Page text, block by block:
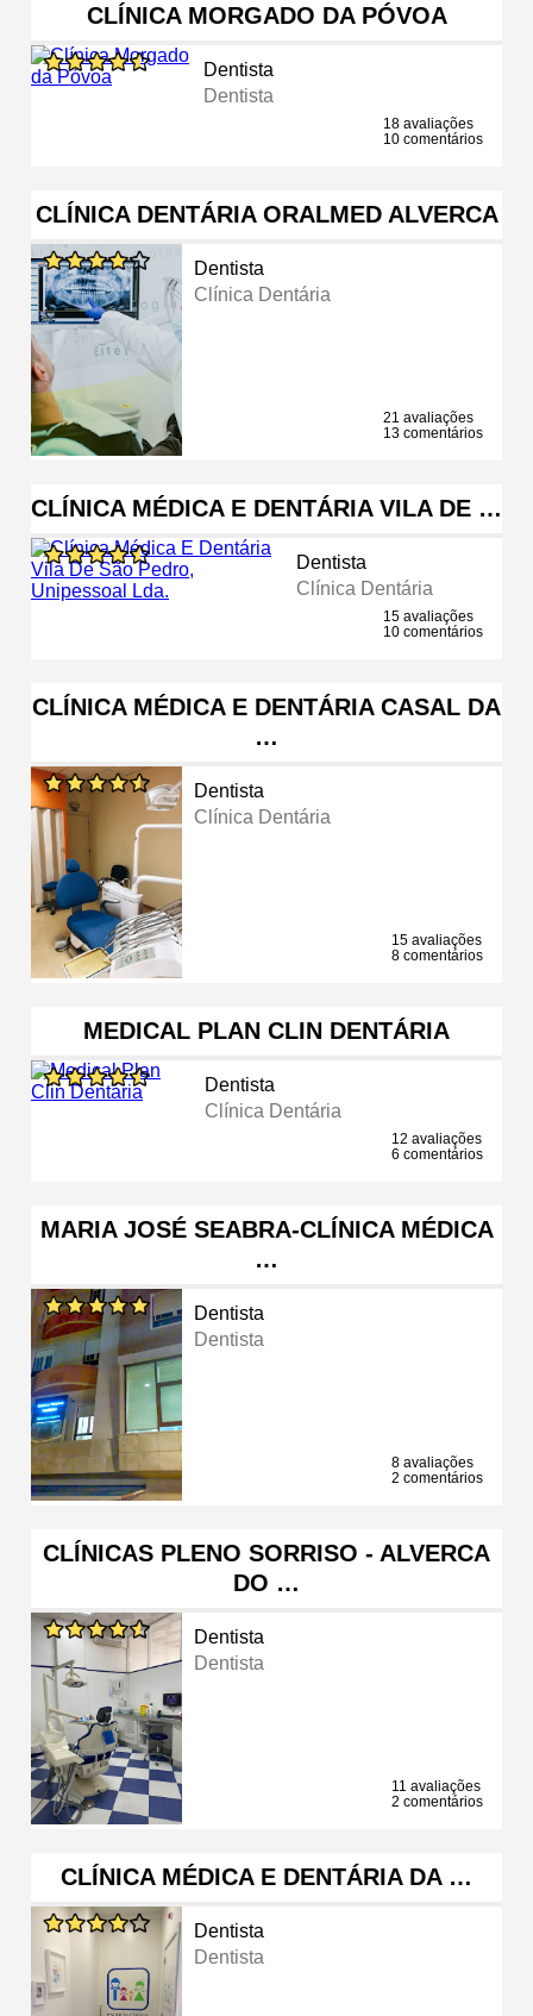
CLÍNICA MORGADO DA PÓVOA
Dentista
Dentista
18 avaliações
10 comentários
CLÍNICA DENTÁRIA ORALMED ALVERCA
Dentista
Clínica Dentária
21 avaliações
13 comentários
CLÍNICA MÉDICA E DENTÁRIA VILA DE …
Dentista
Clínica Dentária
15 avaliações
10 comentários
CLÍNICA MÉDICA E DENTÁRIA CASAL DA
…
Dentista
Clínica Dentária
15 avaliações
8 comentários
MEDICAL PLAN CLIN DENTÁRIA
Dentista
Clínica Dentária
12 avaliações
6 comentários
MARIA JOSÉ SEABRA-CLÍNICA MÉDICA
…
Dentista
Dentista
8 avaliações
2 comentários
CLÍNICAS PLENO SORRISO - ALVERCA
DO …
Dentista
Dentista
11 avaliações
2 comentários
CLÍNICA MÉDICA E DENTÁRIA DA …
Dentista
Dentista